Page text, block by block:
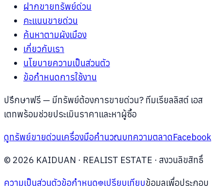
ฝากขายทรัพย์ด่วน
คะแนนขายด่วน
ค้นหาตามผังเมือง
เกี่ยวกับเรา
นโยบายความเป็นส่วนตัว
ข้อกำหนดการใช้งาน
ปรึกษาฟรี — มีทรัพย์ต้องการขายด่วน? ทีมเรียลลิสต์ เอส
เตทพร้อมช่วยประเมินราคาและหาผู้ซื้อ
ดูทรัพย์ขายด่วนเครื่องมือคำนวณบทความตลาดFacebook
© 2026 KAIDUAN · REALIST ESTATE · สงวนลิขสิทธิ์
ความเป็นส่วนตัวข้อกำหนด เปรียบเทียบข้อมูลเพื่อประกอบ